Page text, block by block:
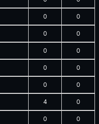
0 0
0 0
0 0
0 0
0 0
4 0
0 0